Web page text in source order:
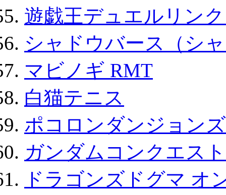
遊戯王デュエルリン
シャドウバース（シ
マビノギ RMT
白猫テニス
ポコロンダンジョン
ガンダムコンクエスト
ドラゴンズドグマ オ